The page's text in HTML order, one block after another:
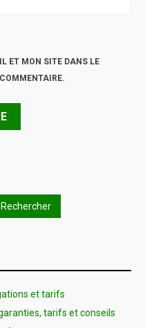
ET MON SITE DANS LE
Rechercher
et tarifs
tarifs et conseils